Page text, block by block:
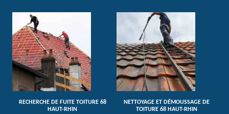
RECHERCHE DE FUITE TOITURE 68
HAUT-RHIN
NETTOYAGE ET DÉMOUSSAGE DE
TOITURE 68 HAUT-RHIN